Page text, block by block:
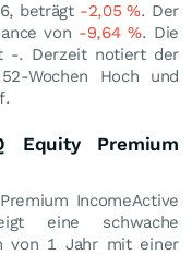
beträgt -2,05%. Der
von -9,64%. Die
-. Derzeit notiert der
Wochen Hoch und
Equity Premium
IncomeActive
eine schwache
von 1 Jahr mit einer